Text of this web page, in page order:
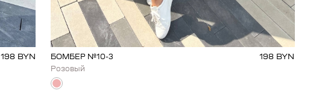
198BYN
БОМБЕР №10-3
Розовый
198 BYN